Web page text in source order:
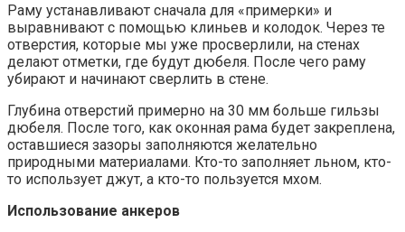
Раму устанавливают сначала для «примерки» и
выравнивают с помощью клиньев и колодок. Через те
отверстия, которые мы уже просверлили, на стенах
делают отметки, где будут дюбеля. После чего раму
убирают и начинают сверлить в стене.
Глубина отверстий примерно на 30 мм больше гильзы
дюбеля. После того, как оконная рама будет закреплена,
оставшиеся зазоры заполняются желательно
природными материалами. Кто-то заполняет льном, кто-
то использует джут, а кто-то пользуется мхом.
Использование анкеров